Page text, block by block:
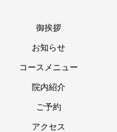
御挨拶
お知らせ
コースメニュー
院内紹介
ご予約
アクセス